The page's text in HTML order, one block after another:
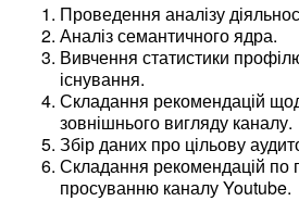
Проведення аналізу
Аналіз семантичного ядра.
Вивчення статистики
існування.
Складання рекомендацій
зовнішнього вигляду каналу.
Збір даних про цільову
Складання рекомендацій по
просуванню каналу Youtube.